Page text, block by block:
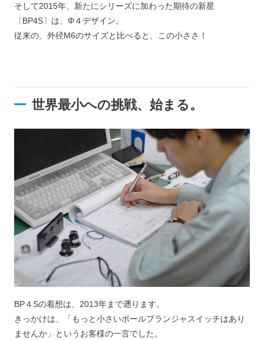
そして2015年、新たにシリーズに加わった期待の新星
〔BP4S〕は、Φ４デザイン。
従来の、外径M6のサイズと比べると、この小ささ！
世界最小への挑戦、始まる。
BP４Sの着想は、2013年まで遡ります。
きっかけは、「もっと小さいボールプランジャスイッチはあり
ませんか」というお客様の一言でした。